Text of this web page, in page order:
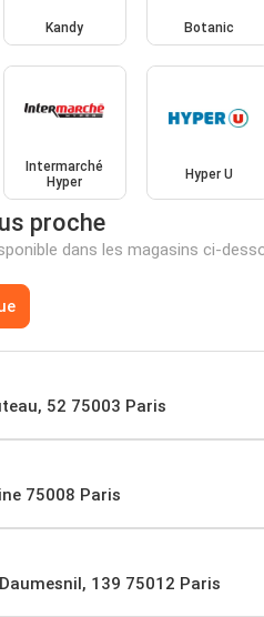
Kandy Botanic
Intermarché
Hyper
Hyper U
proche
dans les magasins ci-
52 75003 Paris
75008 Paris
139 75012 Paris